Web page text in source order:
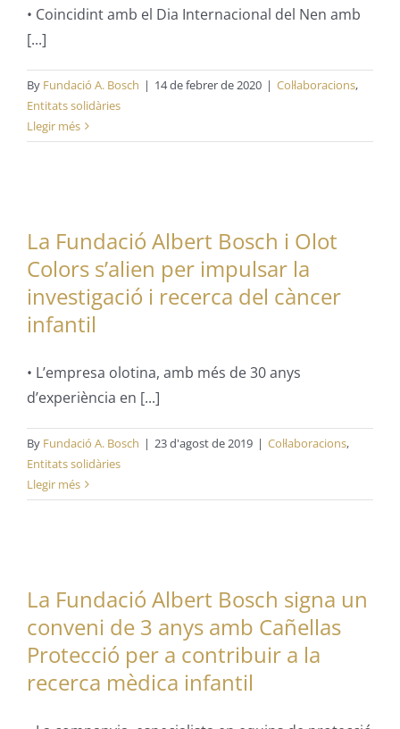
• Coincidint amb el Dia Internacional del Nen amb
[...]
By Fundació A. Bosch | 14 de febrer de 2020 | Col·laboracions,
Entitats solidàries
Llegir més
La Fundació Albert Bosch i Olot
Colors s’alien per impulsar la
investigació i recerca del càncer
infantil
• L’empresa olotina, amb més de 30 anys
d’experiència en [...]
By Fundació A. Bosch | 23 d'agost de 2019 | Col·laboracions,
Entitats solidàries
Llegir més
La Fundació Albert Bosch signa un
conveni de 3 anys amb Cañellas
Protecció per a contribuir a la
recerca mèdica infantil